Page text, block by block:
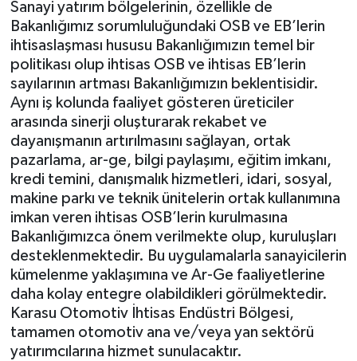
Sanayi yatırım bölgelerinin, özellikle de
Bakanlığımız sorumluluğundaki OSB ve EB’lerin
ihtisaslaşması hususu Bakanlığımızın temel bir
politikası olup ihtisas OSB ve ihtisas EB’lerin
sayılarının artması Bakanlığımızın beklentisidir.
Aynı iş kolunda faaliyet gösteren üreticiler
arasında sinerji oluşturarak rekabet ve
dayanışmanın artırılmasını sağlayan, ortak
pazarlama, ar-ge, bilgi paylaşımı, eğitim imkanı,
kredi temini, danışmalık hizmetleri, idari, sosyal,
makine parkı ve teknik ünitelerin ortak kullanımına
imkan veren ihtisas OSB’lerin kurulmasına
Bakanlığımızca önem verilmekte olup, kuruluşları
desteklenmektedir. Bu uygulamalarla sanayicilerin
kümelenme yaklaşımına ve Ar-Ge faaliyetlerine
daha kolay entegre olabildikleri görülmektedir.
Karasu Otomotiv İhtisas Endüstri Bölgesi,
tamamen otomotiv ana ve/veya yan sektörü
yatırımcılarına hizmet sunulacaktır.